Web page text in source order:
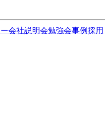
会社説明会勉強会事例採用